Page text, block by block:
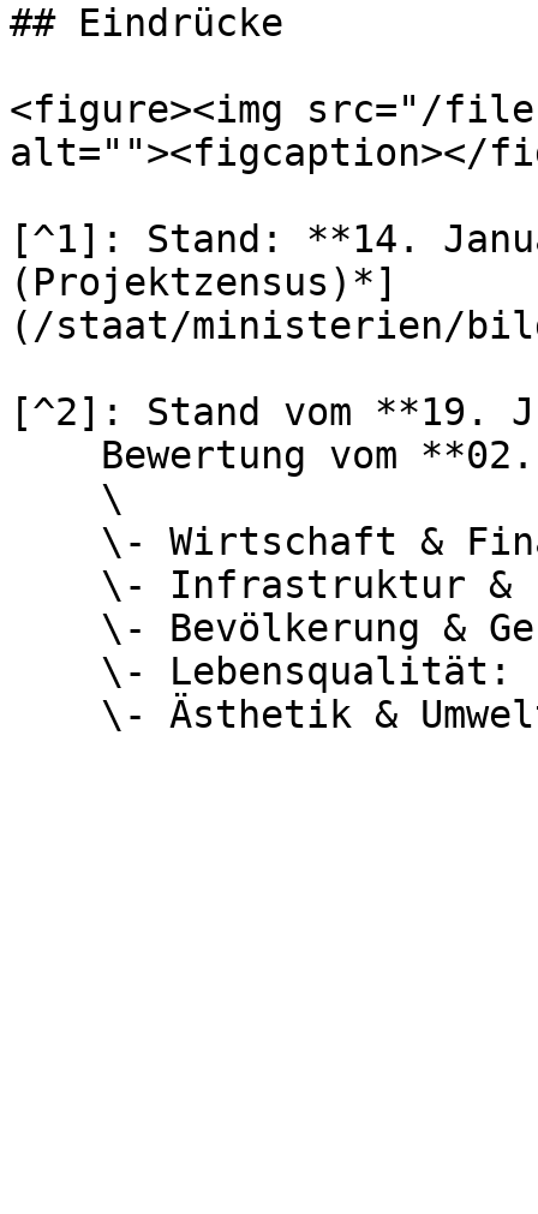
## Eindrücke
<figure><img src="/
alt=""><figcaption></
[^1]: Stand: **14.
(Projektzensus)*]
(/staat/ministerien/
[^2]: Stand vom **19.